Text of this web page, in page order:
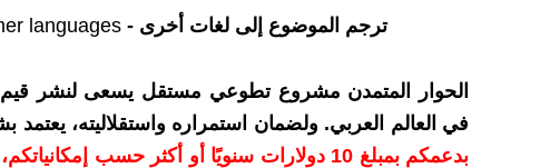
ترجم الموضوع إلى لغات أخرى - languages
الحوار المتمدن مشروع تطوعي مستقل يسعى لنشر قيم
في العالم العربي. ولضمان استمراره واستقلاليته،
بدعمكم بمبلغ 10 دولارات سنويًا أو أكثر حسب